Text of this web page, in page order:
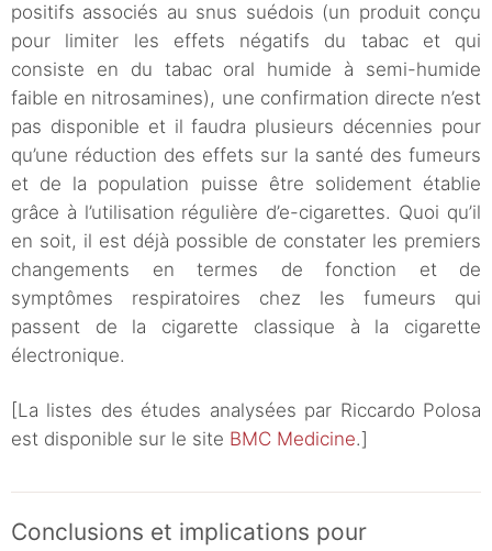
positifs associés au snus suédois (un produit conçu
pour limiter les effets négatifs du tabac et qui
consiste en du tabac oral humide à semi-humide
faible en nitrosamines), une confirmation directe n’est
pas disponible et il faudra plusieurs décennies pour
qu’une réduction des effets sur la santé des fumeurs
et de la population puisse être solidement établie
grâce à l’utilisation régulière d’e-cigarettes. Quoi qu’il
en soit, il est déjà possible de constater les premiers
changements en termes de fonction et de
symptômes respiratoires chez les fumeurs qui
passent de la cigarette classique à la cigarette
électronique.
[La listes des études analysées par Riccardo Polosa
est disponible sur le site BMC Medicine.]
Conclusions et implications pour